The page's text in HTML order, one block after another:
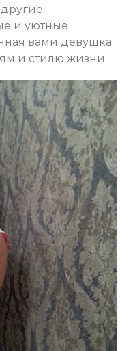
и уютные
вами девушка
и стилю жизни.